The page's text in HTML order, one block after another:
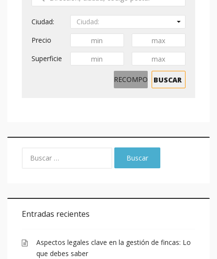
Ciudad:
Ciudad:
Precio
Superficie
Entradas recientes
Aspectos legales clave en la gestión de fincas: Lo
que debes saber